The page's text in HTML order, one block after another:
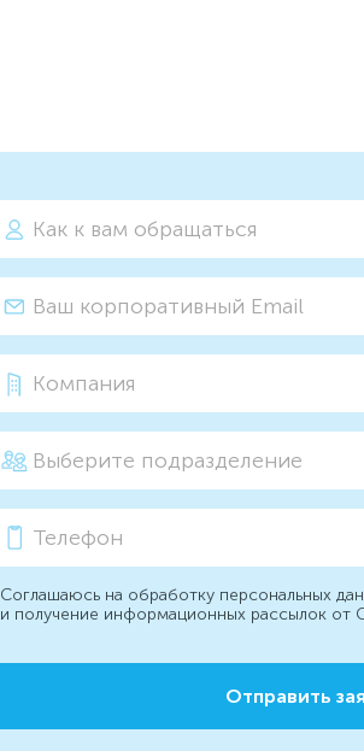
Соглашаюсь на обработку персональных
и получение информационных рассылок от
Отправить